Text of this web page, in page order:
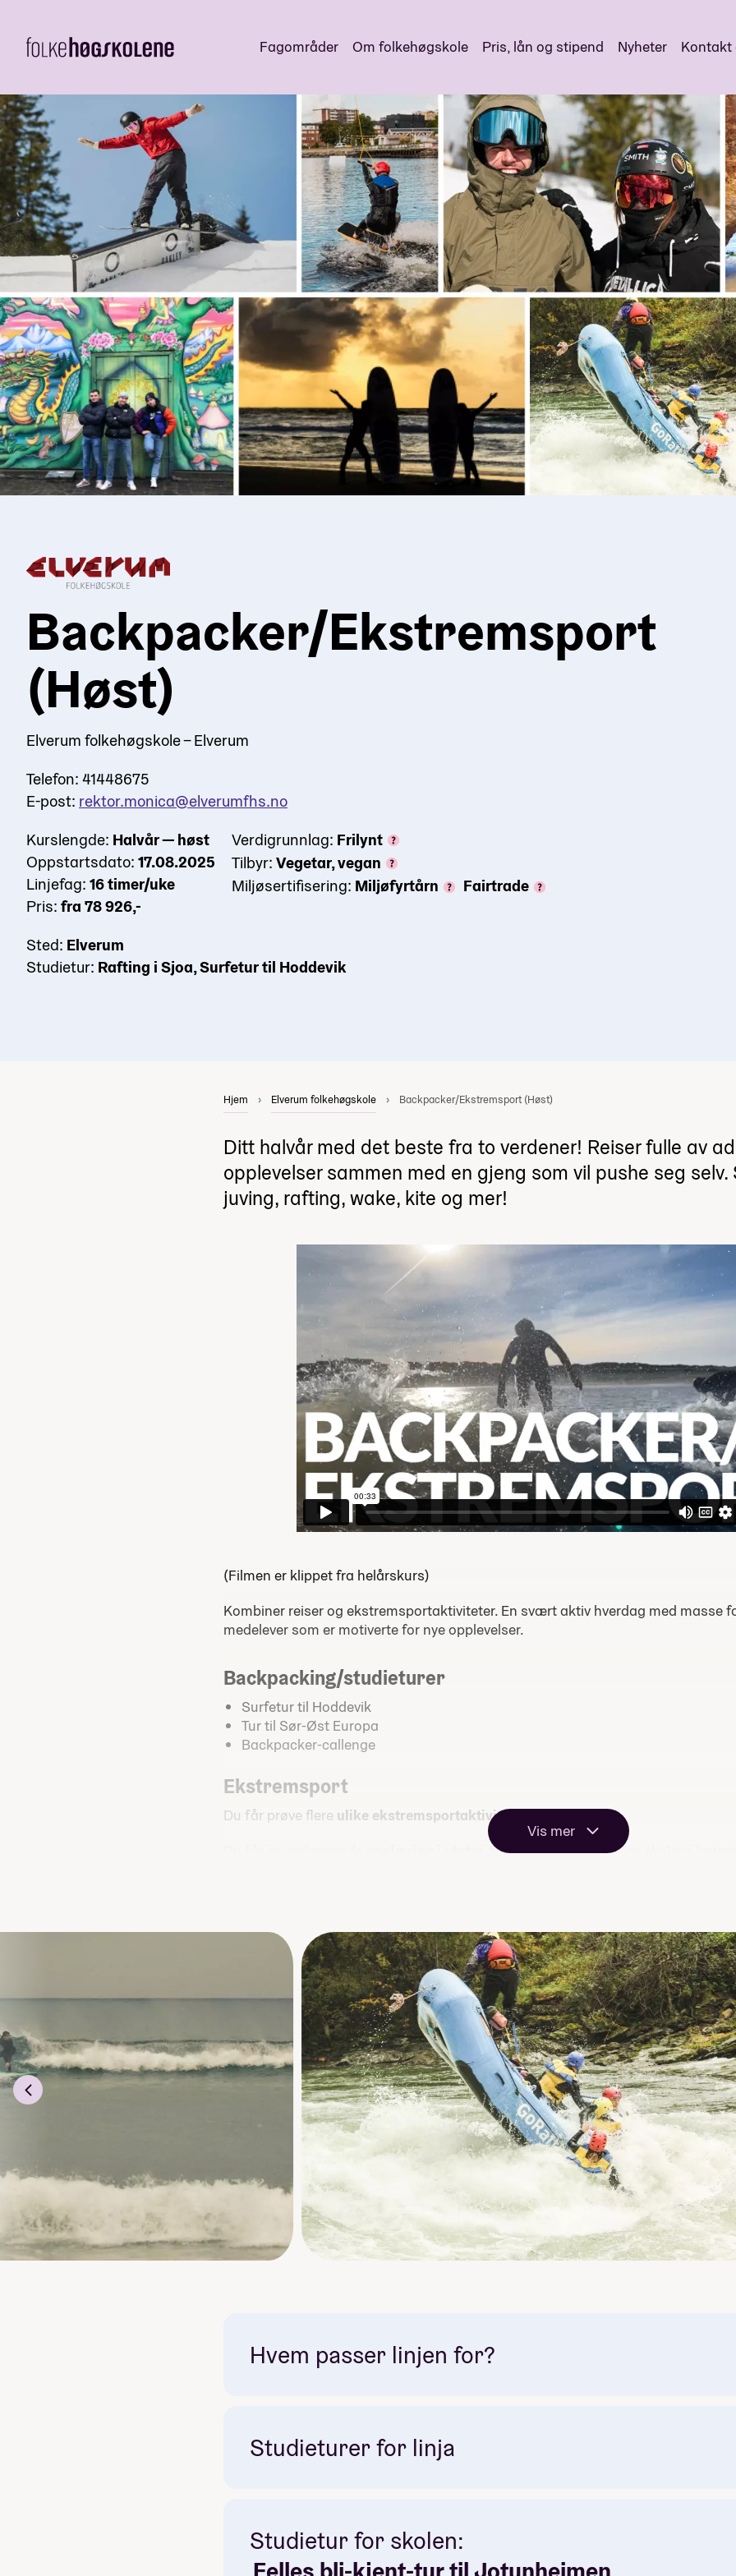
Fagområder Om folkehøgskole Pris, lån og stipend Nyheter Kontakt
Backpacker/Ekstremsport
(Høst)
Elverum folkehøgskole – Elverum
Telefon: 41448675
E-post: rektor.monica@elverumfhs.no
Kurslengde: Halvår — høst
Oppstartsdato: 17.08.2025
Linjefag: 16 timer/uke
Pris: fra 78 926,-
Verdigrunnlag: Frilynt
Tilbyr: Vegetar, vegan
Miljøsertifisering: Miljøfyrtårn Fairtrade
Sted: Elverum
Studietur: Rafting i Sjoa, Surfetur til Hoddevik
Hjem Elverum folkehøgskole Backpacker/Ekstremsport (Høst)
Ditt halvår med det beste fra to verdener! Reiser fulle av
opplevelser sammen med en gjeng som vil pushe seg selv.
juving, rafting, wake, kite og mer!
(Filmen er klippet fra helårskurs)
Kombiner reiser og ekstremsportaktiviteter. En svært aktiv hverdag med masse
medelever som er motiverte for nye opplevelser.
Backpacking/studieturer
Surfetur til Hoddevik
Tur til Sør-Øst Europa
Backpacker-callenge
Ekstremsport
Du får prøve flere ulike ekstremsportaktiviteter.
opplæring i utstyr, teknikk og sikkerhet
Juving – stup og klippehopp
Wakeboarding
Stisykling
Klatring
Skating
Surfecamp
Vis mer
Hvem passer linjen for?
Studieturer for linja
Pris: Inkludert i linjepris
Studietur for skolen: